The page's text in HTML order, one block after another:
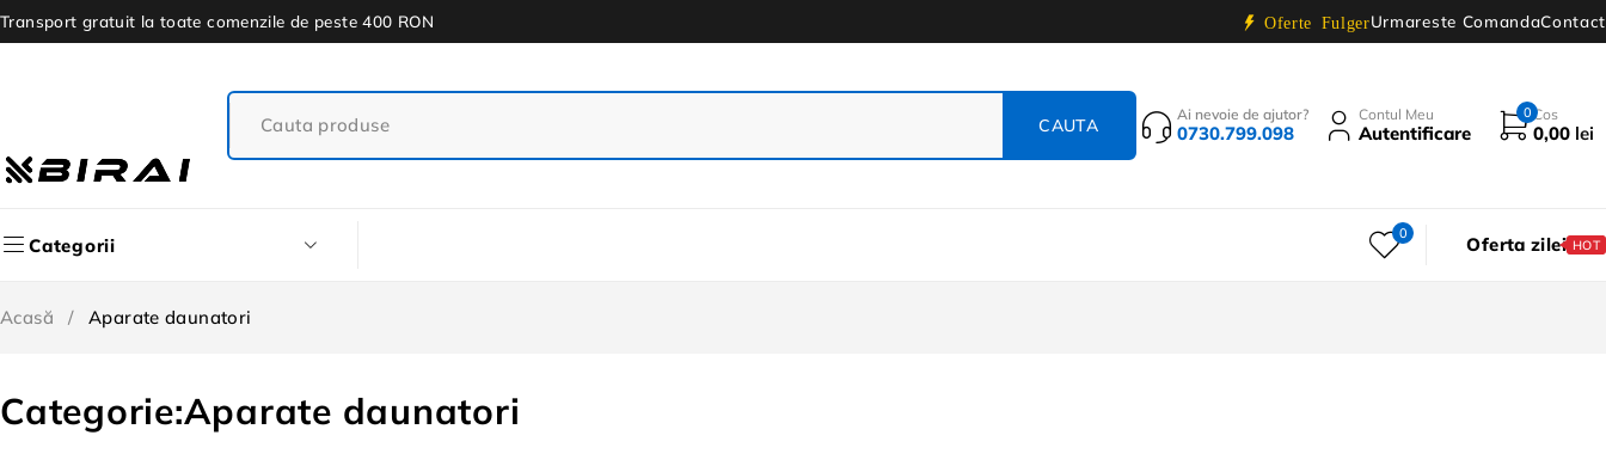
Transport gratuit la toate comenzile de peste 400 RON Oferte FulgerUrmareste ComandaContact
Ai nevoie de ajutor?
0730.799.098
Contul Meu
Autentificare
0 Cos
0,00 lei
Categorii
0 Oferta zilei HOT
Categorie:Aparate daunatori
Acasă / Aparate daunatori